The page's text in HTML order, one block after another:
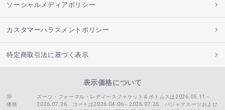
ソーシャルメディアポリシー
カスタマーハラスメントポリシー
特定商取引法に基づく表示
表示価格について
価格
スーツ・フォーマル・レディースジャケット＆ボトムスは2026.05.11～
2026.07.26、コートは2026.04.06～2026.07.26、
パジャマスーツおよび